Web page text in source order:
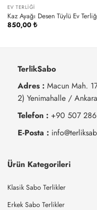
EV TERLIĞI
Kaz Ayağı Desen Tüylü Ev
850,00 ₺
TerlikSabo
Adres : Macun Mah.
2) Yenimahalle / Ankara
Telefon : +90 507
E-Posta :
Ürün Kategorileri
Klasik Sabo Terlikler
Erkek Sabo Terlikler